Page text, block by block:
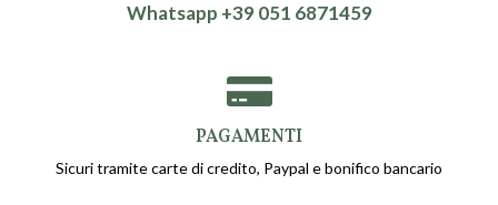
Whatsapp +39 051 6871459
PAGAMENTI
Sicuri tramite carte di credito, Paypal e bonifico bancario